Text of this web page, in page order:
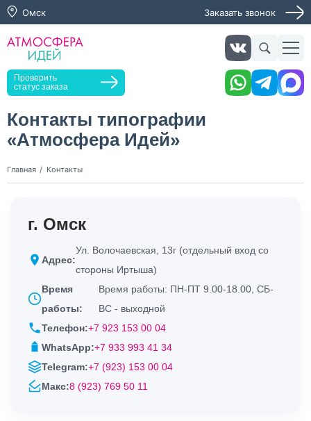
Омск Заказать звонок
Проверить
статус заказа
Контакты типографии
«Атмосфера Идей»
Главная Контакты
г. Омск
Адрес:
Ул. Волочаевская, 13г (отдельный вход со
стороны Иртыша)
Время
работы:
Время работы: ПН-ПТ 9.00-18.00, СБ-
ВС - выходной
Телефон:+7 923 153 00 04
WhatsApp:+7 933 993 41 34
Telegram:+7 (923) 153 00 04
Макс:8 (923) 769 50 11
Заказать звонок
Нажимая кнопку "Оставить заявку", я даю согласие на
обработку персональных данных и согласие с политикой
Нажимая на кнопку, я даю согласие на получение
Оставить